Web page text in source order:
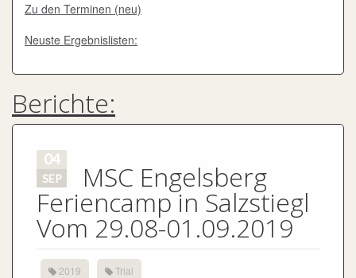
Zu den Terminen (neu)
Neuste Ergebnislisten:
Berichte:
04
SEP MSC Engelsberg
Feriencamp in Salzstiegl
Vom 29.08-01.09.2019
2019 Trial